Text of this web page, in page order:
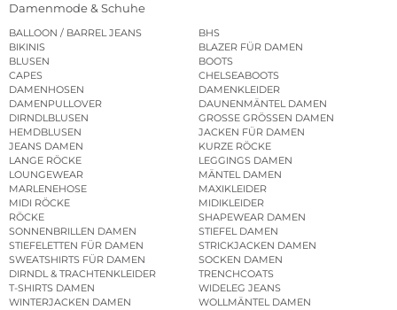
Damenmode & Schuhe
BALLOON / BARREL JEANS
BHS
BIKINIS
BLAZER FÜR DAMEN
BLUSEN
BOOTS
CAPES
CHELSEABOOTS
DAMENHOSEN
DAMENKLEIDER
DAMENPULLOVER
DAUNENMÄNTEL DAMEN
DIRNDLBLUSEN
GROSSE GRÖSSEN DAMEN
HEMDBLUSEN
JACKEN FÜR DAMEN
JEANS DAMEN
KURZE RÖCKE
LANGE RÖCKE
LEGGINGS DAMEN
LOUNGEWEAR
MÄNTEL DAMEN
MARLENEHOSE
MAXIKLEIDER
MIDI RÖCKE
MIDIKLEIDER
RÖCKE
SHAPEWEAR DAMEN
SONNENBRILLEN DAMEN
STIEFEL DAMEN
STIEFELETTEN FÜR DAMEN
STRICKJACKEN DAMEN
SWEATSHIRTS FÜR DAMEN
SOCKEN DAMEN
DIRNDL & TRACHTENKLEIDER
TRENCHCOATS
T-SHIRTS DAMEN
WIDELEG JEANS
WINTERJACKEN DAMEN
WOLLMÄNTEL DAMEN